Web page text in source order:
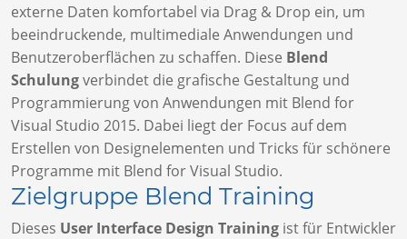
externe Daten komfortabel via Drag & Drop ein, um
beeindruckende, multimediale Anwendungen und
Benutzeroberflächen zu schaffen. Diese Blend
Schulungverbindet die grafische Gestaltung und
Programmierung von Anwendungen mit Blend for
Visual Studio 2015. Dabei liegt der Focus auf dem
Erstellen von Designelementen und Tricks für schönere
Programme mit Blend for Visual Studio.
Zielgruppe Blend Training
Dieses User Interface Design Training ist für Entwickler